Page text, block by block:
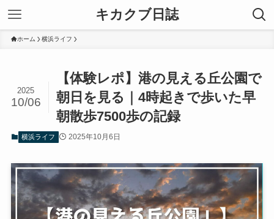
キカクブ日誌
ホーム 横浜ライフ
【体験レポ】港の見える丘公園で
朝日を見る｜4時起きで歩いた早
朝散歩7500歩の記録
2025
10/06
横浜ライフ 2025年10月6日